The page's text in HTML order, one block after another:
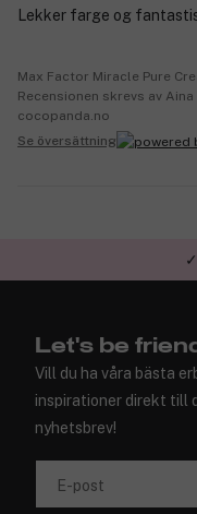
Lekker farge og
Max Factor Miracle Pure
Recensionen skrevs av
cocopanda.no
Se översättning
Let's be
Vill du ha våra bästa
inspirationer direkt till
nyhetsbrev!
E-post